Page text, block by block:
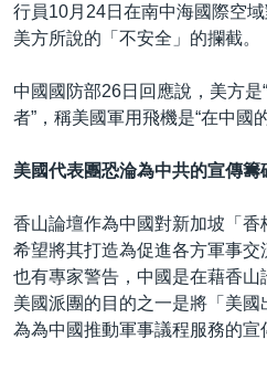
行員10月24日在南中海國際空
美方所說的「不安全」的攔截。
中國國防部26日回應說，美方是
者”，稱美國軍用飛機是“在中國
美國代表團恐淪為中共的宣傳籌
香山論壇作為中國對新加坡「
希望將其打造為促進各方軍事交
也有專家警告，中國是在藉香
美國派團的目的之一是將「美
為為中國推動軍事議程服務的宣